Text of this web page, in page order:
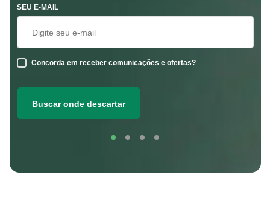
SEU E-MAIL
Concorda em receber comunicações e ofertas?
Buscar onde descartar